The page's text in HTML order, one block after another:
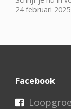
24 februari 2025
Facebook